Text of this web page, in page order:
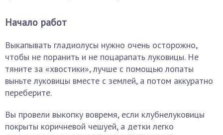
Начало работ
Выкапывать гладиолусы нужно очень осторожно,
чтобы не поранить и не поцарапать луковицы. Не
тяните за «хвостики», лучше с помощью лопаты
выньте луковицы вместе с землей, а потом аккуратно
переберите.
Вы провели выкопку вовремя, если клубнелуковицы
покрыты коричневой чешуей, а детки легко